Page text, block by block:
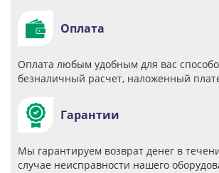
Оплата
Оплата любым удобным для вас
безналичный расчет, наложенный
Гарантии
Мы гарантируем возврат денег в
случае неисправности нашего